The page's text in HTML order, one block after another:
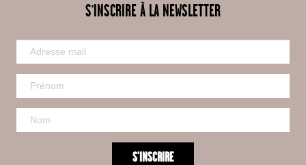
S'INSCRIRE À LA NEWSLETTER